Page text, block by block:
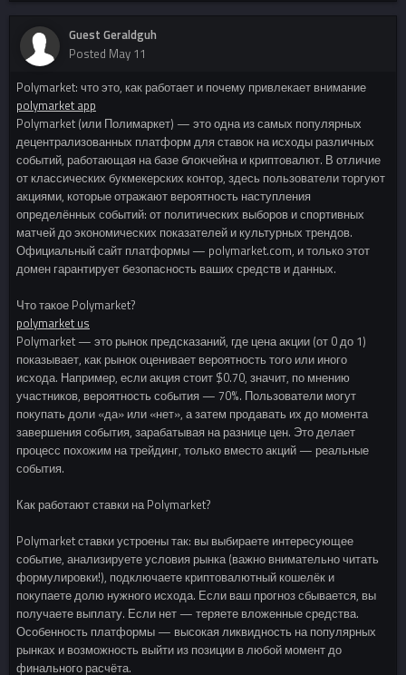
Guest Geraldguh
Posted May 11
Polymarket: что это, как работает и почему привлекает внимание
polymarket app
Polymarket (или Полимаркет) — это одна из самых популярных
децентрализованных платформ для ставок на исходы различных
событий, работающая на базе блокчейна и криптовалют. В отличие
от классических букмекерских контор, здесь пользователи торгуют
акциями, которые отражают вероятность наступления
определённых событий: от политических выборов и спортивных
матчей до экономических показателей и культурных трендов.
Официальный сайт платформы — polymarket.com, и только этот
домен гарантирует безопасность ваших средств и данных.
Что такое Polymarket?
polymarket us
Polymarket — это рынок предсказаний, где цена акции (от 0 до 1)
показывает, как рынок оценивает вероятность того или иного
исхода. Например, если акция стоит $0.70, значит, по мнению
участников, вероятность события — 70%. Пользователи могут
покупать доли «да» или «нет», а затем продавать их до момента
завершения события, зарабатывая на разнице цен. Это делает
процесс похожим на трейдинг, только вместо акций — реальные
события.
Как работают ставки на Polymarket?
Polymarket ставки устроены так: вы выбираете интересующее
событие, анализируете условия рынка (важно внимательно читать
формулировки!), подключаете криптовалютный кошелёк и
покупаете долю нужного исхода. Если ваш прогноз сбывается, вы
получаете выплату. Если нет — теряете вложенные средства.
Особенность платформы — высокая ликвидность на популярных
рынках и возможность выйти из позиции в любой момент до
финального расчёта.